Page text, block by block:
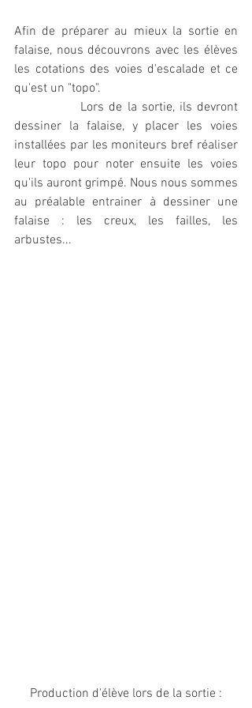
Afin de préparer au mieux la sortie en
falaise, nous découvrons avec les élèves
les cotations des voies d'escalade et ce
qu'est un "topo".
dessiner la falaise, y placer les voies
installées par les moniteurs bref réaliser
leur topo pour noter ensuite les voies
qu'ils auront grimpé. Nous nous sommes
au préalable entrainer à dessiner une
falaise : les creux, les failles, les
arbustes...
Production d'élève lors de la sortie :